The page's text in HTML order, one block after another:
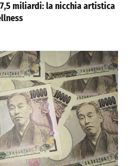
miliardi: la nicchia artistica